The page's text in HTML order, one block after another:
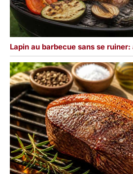
Lapin au barbecue sans se